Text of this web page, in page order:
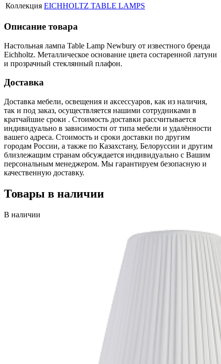
Коллекция EICHHOLTZ TABLE LAMPS
Описание товара
Настольная лампа Table Lamp Newbury от известного бренда
Eichholtz. Металлическое основание цвета состаренной латуни
и прозрачный стеклянный плафон.
Доставка
Доставка мебели, освещения и аксессуаров, как из наличия,
так и под заказ, осуществляется нашими сотрудниками в
кратчайшие сроки . Стоимость доставки рассчитывается
индивидуально в зависимости от типа мебели и удалённости
вашего адреса. Стоимость и сроки доставки по другим
городам России, а также по Казахстану, Белоруссии и другим
близлежащим странам обсуждается индивидуально с Вашим
персональным менеджером. Мы гарантируем безопасную и
качественную доставку.
Товары в наличии
В наличии